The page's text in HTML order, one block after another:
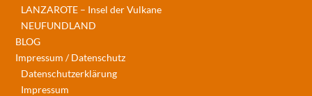
LANZAROTE – Insel der Vulkane
NEUFUNDLAND
BLOG
Impressum / Datenschutz
Datenschutzerklärung
Impressum